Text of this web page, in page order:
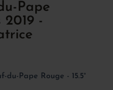
Pape
2019 -
du-Pape Rouge - 15.5°